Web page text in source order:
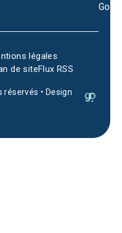
• Design
légales
de siteFlux RSS